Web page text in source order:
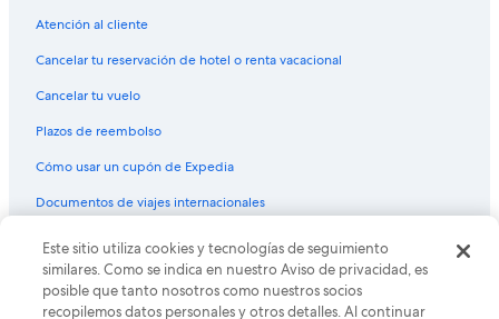
George
Hoteles cerca de Teatro musical St. George
Atención al cliente
Cancelar tu reservación de hotel o renta vacacional
Cancelar tu vuelo
Plazos de reembolso
Cómo usar un cupón de Expedia
Documentos de viajes internacionales
© 2026 Expedia, Inc., una empresa de Expedia Group. Todos los
derechos reservados. Expedia y el logo de Expedia son marcas
registradas o marcas comerciales de Expedia, Inc. CST# 2029030-50.
Este sitio utiliza cookies y tecnologías de seguimiento
similares. Como se indica en nuestro Aviso de privacidad, es
posible que tanto nosotros como nuestros socios
recopilemos datos personales y otros detalles. Al continuar